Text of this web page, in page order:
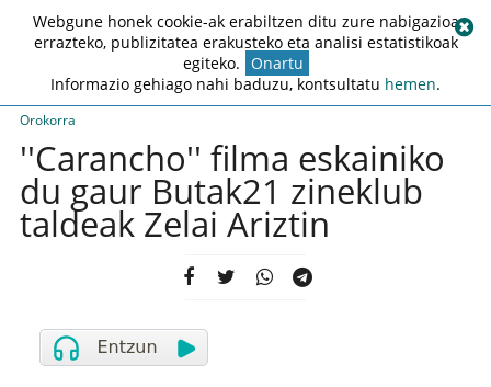
Orokorra
''Carancho'' filma eskainiko
du gaur Butak21 zineklub
taldeak Zelai Ariztin
Webgune honek cookie-ak erabiltzen ditu zure nabigazioa
errazteko, publizitatea erakusteko eta analisi estatistikoak
egiteko. Onartu
Informazio gehiago nahi baduzu, kontsultatu hemen.